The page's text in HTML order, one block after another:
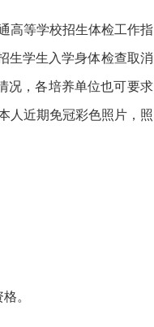
高等学校招生体检工作指
生学生入学身体检查取消
况，各培养单位也可要求
人近期免冠彩色照片，照
。